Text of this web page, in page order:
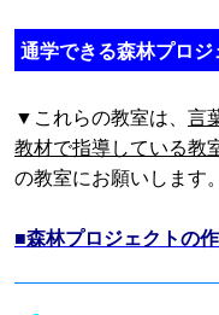
通学できる森林プロ
▼これらの教室は、 言
教材で指導している教
の教室にお願いします。
■森林プロジェクトの